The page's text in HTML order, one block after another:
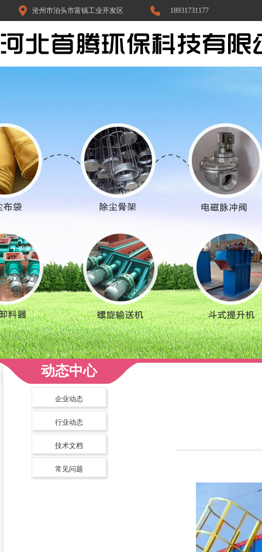
沧州市泊头市富镇工业开发区 18931731177
动态中心
企业动态
行业动态
技术文档
常见问题